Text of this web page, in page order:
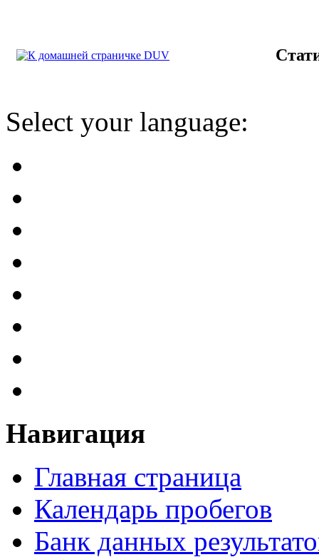
Select your language:
Навигация
Главная страница
Календарь пробегов
Банк данных